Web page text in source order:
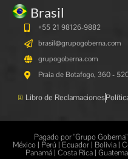
Brasil
+55 21 98126-9882
brasil@grupogoberna.com
grupogoberna.com
Praia de Botafogo, 360 -
Libro de Reclamaciones
Pagado por "Grupo
México | Perú | Ecuador | Bolivia |
Panamá | Costa Rica |